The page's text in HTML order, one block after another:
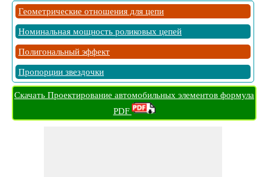
Геометрические отношения для цепи
Номинальная мощность роликовых цепей
Полигональный эффект
Пропорции звездочки
Скачать Проектирование автомобильных элементов формула
PDF